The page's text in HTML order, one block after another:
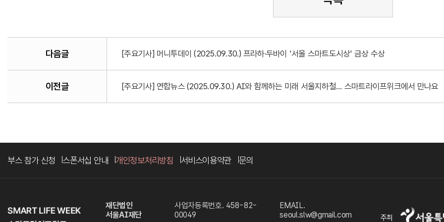
다음글 [주요기사] 머니투데이 (2025.09.30.) 프라하·두바이 '서울 스마트도시상' 금상 수상
이전글 [주요기사] 연합뉴스 (2025.09.30.) AI와 함께하는 미래 서울지하철... 스마트라이프위크에서 만나요
부스 참가 신청 스폰서십 안내 개인정보처리방침 서비스이용약관 문의
재단법인
서울AI재단
사업자등록번호. 458-82-
00049
EMAIL.
seoul.slw@gmail.com
주최